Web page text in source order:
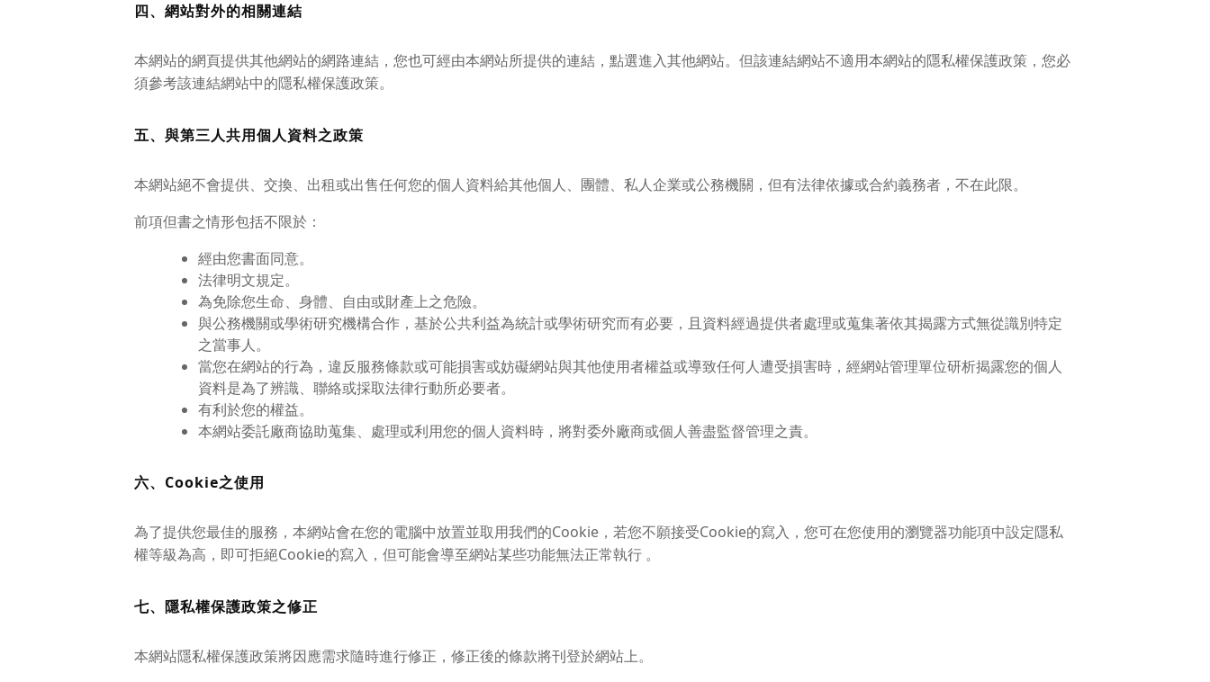
四、網站對外的相關連結
本網站的網頁提供其他網站的網路連結，您也可經由本網站所提供的連結，點選進入其他網站。但該連結網站不適用本網站的隱私權保護政策，您必
須參考該連結網站中的隱私權保護政策。
五、與第三人共用個人資料之政策
本網站絕不會提供、交換、出租或出售任何您的個人資料給其他個人、團體、私人企業或公務機關，但有法律依據或合約義務者，不在此限。
前項但書之情形包括不限於：
經由您書面同意。
法律明文規定。
為免除您生命、身體、自由或財產上之危險。
與公務機關或學術研究機構合作，基於公共利益為統計或學術研究而有必要，且資料經過提供者處理或蒐集著依其揭露方式無從識別特定
之當事人。
當您在網站的行為，違反服務條款或可能損害或妨礙網站與其他使用者權益或導致任何人遭受損害時，經網站管理單位研析揭露您的個人
資料是為了辨識、聯絡或採取法律行動所必要者。
有利於您的權益。
本網站委託廠商協助蒐集、處理或利用您的個人資料時，將對委外廠商或個人善盡監督管理之責。
六、Cookie之使用
為了提供您最佳的服務，本網站會在您的電腦中放置並取用我們的Cookie，若您不願接受Cookie的寫入，您可在您使用的瀏覽器功能項中設定隱私
權等級為高，即可拒絕Cookie的寫入，但可能會導至網站某些功能無法正常執行 。
七、隱私權保護政策之修正
本網站隱私權保護政策將因應需求隨時進行修正，修正後的條款將刊登於網站上。